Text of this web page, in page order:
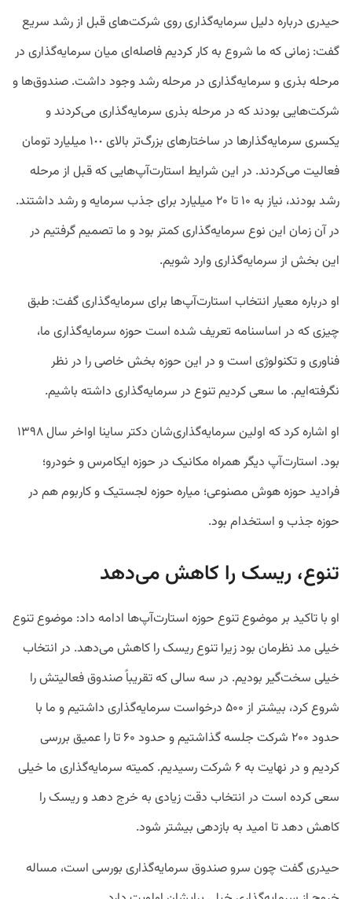
حیدری درباره دلیل سرمایه‌گذاری روی شرکت‌های قبل از رشد سریع
گفت: زمانی که ما شروع به کار کردیم فاصله‌ای میان سرمایه‌گذاری در
مرحله بذری و سرمایه‌گذاری در مرحله رشد وجود داشت. صندوق‌ها و
شرکت‌هایی بودند که در مرحله بذری سرمایه‌گذاری می‌کردند و
یکسری سرمایه‌گذارها در ساختارهای بزرگ‌تر بالای ١٠٠ میلیارد تومان
فعالیت می‌کردند. در این شرایط استارت‌آپ‌هایی که قبل از مرحله
رشد بودند، نیاز به ۱۰ تا ۲۰ میلیارد برای جذب سرمایه و رشد داشتند.
در آن زمان این نوع سرمایه‌گذاری کمتر بود و ما تصمیم گرفتیم در
این بخش از سرمایه‌گذاری وارد شویم.
او درباره معیار انتخاب استارت‌آپ‌ها برای سرمایه‌گذاری گفت: طبق
چیزی که در اساسنامه تعریف شده است حوزه سرمایه‌گذاری ما،
فناوری و تکنولوژی است و در این حوزه بخش خاصی را در نظر
نگرفته‌ایم. ما سعی کردیم تنوع در سرمایه‌گذاری داشته باشیم.
او اشاره کرد که اولین سرمایه‌گذاری‌شان دکتر ساینا اواخر سال ١٣٩٨
بود. استارت‌آپ‌ دیگر همراه مکانیک در حوزه ایکامرس و خودرو؛
فرادید حوزه هوش مصنوعی؛ میاره حوزه لجستیک و کاربوم هم در
حوزه جذب و استخدام‌ بود.
تنوع، ریسک را کاهش می‌دهد
او با تاکید بر موضوع تنوع حوزه‌ استارت‌آپ‌ها ادامه داد: موضوع تنوع
خیلی مد نظرمان بود زیرا تنوع ریسک را کاهش می‌دهد. در انتخاب
خیلی سخت‌گیر بودیم. در سه سالی که تقریباً صندوق فعالیتش را
شروع کرد، بیشتر از ۵۰۰ درخواست سرمایه‌گذاری داشتیم و ما با
حدود ۲۰۰ شرکت جلسه گذاشتیم و حدود ۶۰ تا را عمیق بررسی
کردیم و در نهایت به ۶ شرکت رسیدیم. کمیته سرمایه‌گذاری ما خیلی
سعی کرده است در انتخاب دقت زیادی به خرج دهد و ریسک را
کاهش دهد تا امید به بازدهی بیشتر شود.
حیدری گفت چون سرو صندوق سرمایه‌گذاری بورسی است، مساله